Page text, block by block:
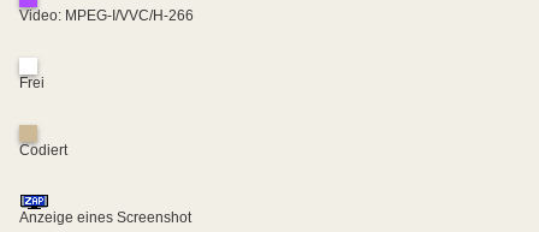
Video: MPEG-I/VVC/H-266
Frei
Codiert
Anzeige eines Screenshot